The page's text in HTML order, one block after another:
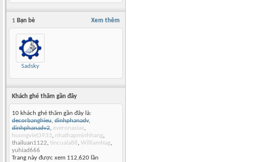
Xem thêm
1 Bạn bè
Sadsky
Khách ghé thăm gần đây
10 khách ghé thăm gần đây là:
decorbanghieu, dinhphanadv,
dinhphanadv2, everonasiax,
huongviet3933, nhathapminhhang,
thailuan1122, tincuala88, WilliamNag,
yuhiad666
Trang này được xem 112,620 lần